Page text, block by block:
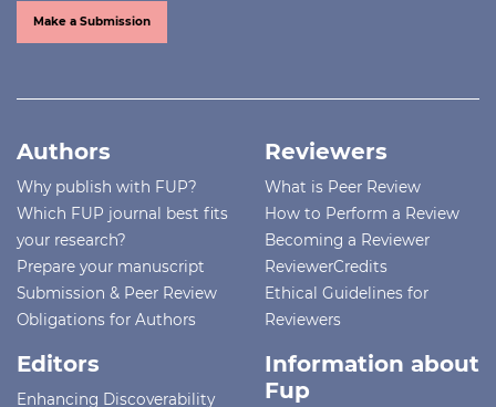
Make a Submission
Authors
Why publish with FUP?
Which FUP journal best fits
your research?
Prepare your manuscript
Submission & Peer Review
Obligations for Authors
Reviewers
What is Peer Review
How to Perform a Review
Becoming a Reviewer
ReviewerCredits
Ethical Guidelines for
Reviewers
Editors
Enhancing Discoverability
Information about
Fup